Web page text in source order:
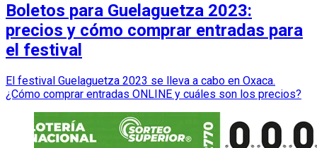
Boletos para Guelaguetza 2023:
precios y cómo comprar entradas para
el festival
El festival Guelaguetza 2023 se lleva a cabo en Oxaca.
¿Cómo comprar entradas ONLINE y cuáles son los precios?